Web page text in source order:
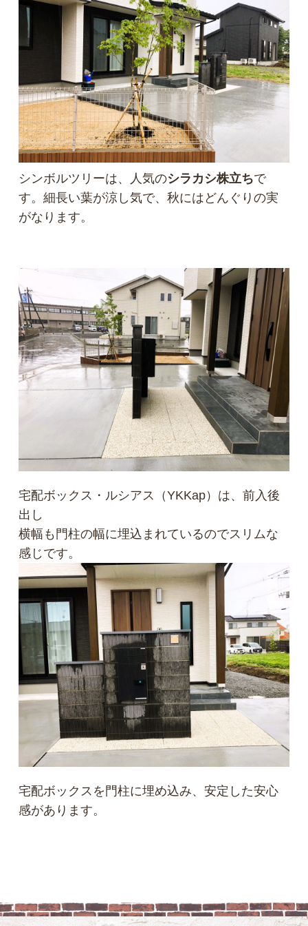
シンボルツリーは、人気のシラカシ株立ちで
す。細長い葉が涼し気で、秋にはどんぐりの実
がなります。
宅配ボックス・ルシアス（YKKap）は、前入後
出し
横幅も門柱の幅に埋込まれているのでスリムな
感じです。
宅配ボックスを門柱に埋め込み、安定した安心
感があります。